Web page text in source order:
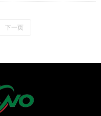
下一页